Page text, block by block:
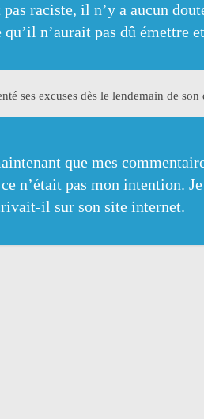
raciste, il n’y a aucun
n’aurait pas dû émettre
ses excuses dès le lendemain de son
que mes
n’était pas mon intention.
il sur son site internet.